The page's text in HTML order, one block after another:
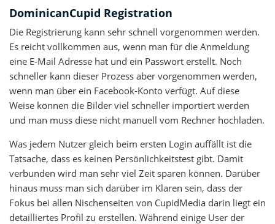
DominicanCupid Registration
Die Registrierung kann sehr schnell vorgenommen werden.
Es reicht vollkommen aus, wenn man für die Anmeldung
eine E-Mail Adresse hat und ein Passwort erstellt. Noch
schneller kann dieser Prozess aber vorgenommen werden,
wenn man über ein Facebook-Konto verfügt. Auf diese
Weise können die Bilder viel schneller importiert werden
und man muss diese nicht manuell vom Rechner hochladen.
Was jedem Nutzer gleich beim ersten Login auffällt ist die
Tatsache, dass es keinen Persönlichkeitstest gibt. Damit
verbunden wird man sehr viel Zeit sparen können. Darüber
hinaus muss man sich darüber im Klaren sein, dass der
Fokus bei allen Nischenseiten von CupidMedia darin liegt ein
detailliertes Profil zu erstellen. Während einige User der